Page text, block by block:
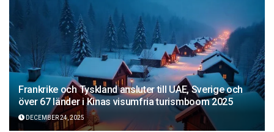
Frankrike och Tyskland ansluter till UAE, Sverige och
över 67 länder i Kinas visumfria turismboom 2025
DECEMBER 24, 2025